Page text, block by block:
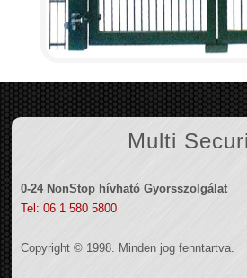
Multi
0-24 NonStop hívható Gyorsszolgálat
Tel: 06 1 580 5800
Copyright © 1998. Minden jog fenntartva.